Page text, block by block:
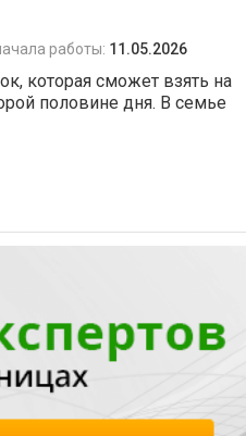
работы: 11.05.2026
которая сможет взять на
половине дня. В семье